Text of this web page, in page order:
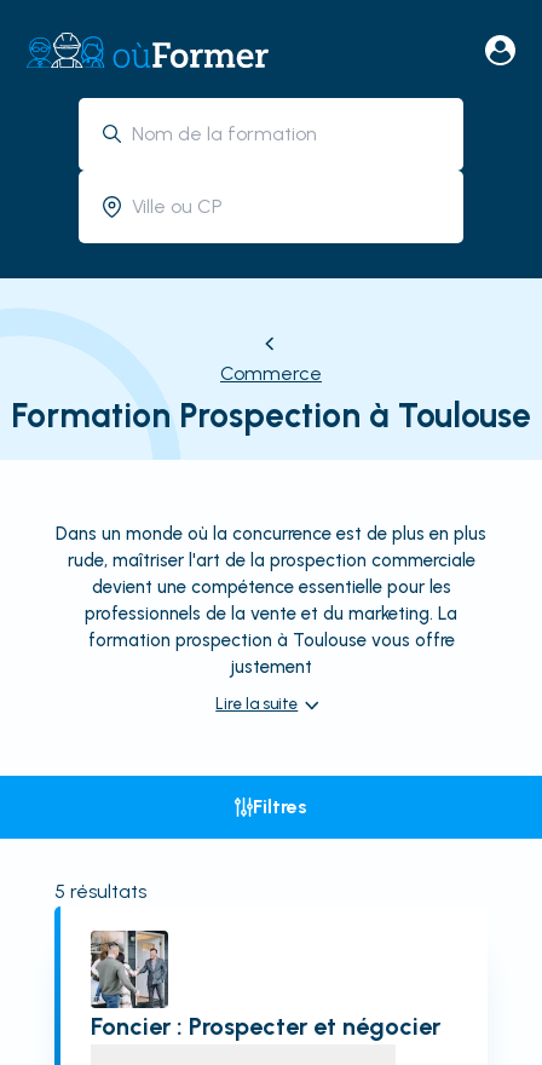
Commerce
Formation Prospection à Toulouse
Dans un monde où la concurrence est de plus en plus
rude, maîtriser l'art de la prospection commerciale
devient une compétence essentielle pour les
professionnels de la vente et du marketing. La
formation prospection à Toulouse vous offre
justement
Lire la suite
Filtres
5 résultats
Foncier : Prospecter et négocier